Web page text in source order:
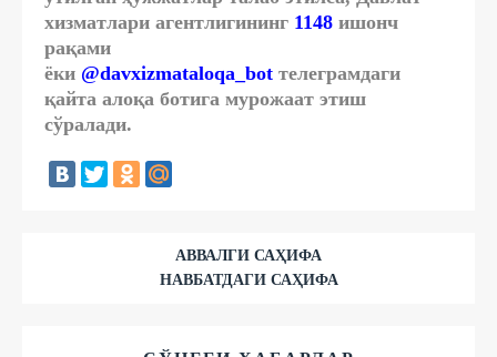
хизматлари агентлигининг 1148 ишонч
рақами
ёки @davxizmataloqa_bot телеграмдаги
қайта алоқа ботига мурожаат этиш
сўралади.
АВВАЛГИ САҲИФА
НАВБАТДАГИ САҲИФА